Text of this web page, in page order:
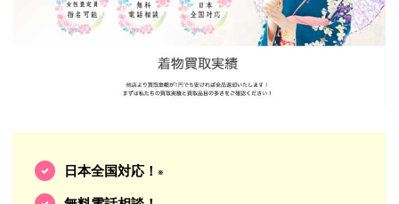
日本全国対応！ ※